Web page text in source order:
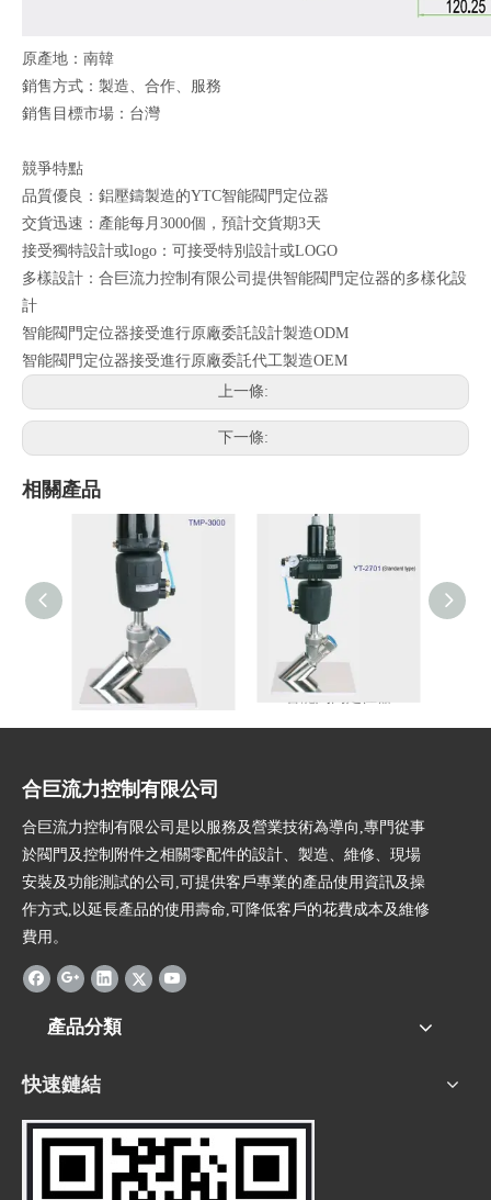
原產地：南韓
銷售方式：製造、合作、服務
銷售目標市場：台灣
競爭特點
品質優良：鋁壓鑄製造的YTC智能閥門定位器
交貨迅速：產能每月3000個，預計交貨期3天
接受獨特設計或logo：可接受特別設計或LOGO
多樣設計：合巨流力控制有限公司提供智能閥門定位器的多樣化設
計
智能閥門定位器接受進行原廠委託設計製造ODM
智能閥門定位器接受進行原廠委託代工製造OEM
上一條:
下一條:
相關產品
智能閥門定位器 智能閥門定位器
合巨流力控制有限公司
合巨流力控制有限公司是以服務及營業技術為導向,專門從事
於閥門及控制附件之相關零配件的設計、製造、維修、現場
安裝及功能測試的公司,可提供客戶專業的產品使用資訊及操
作方式,以延長產品的使用壽命,可降低客戶的花費成本及維修
費用。
產品分類
快速鏈結